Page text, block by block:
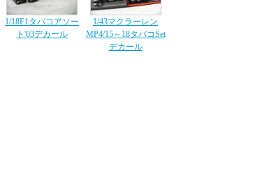
1/18F1タバコアソー
ト'03デカール
1/43マクラーレン
MP4/15～18タバコSet
デカール